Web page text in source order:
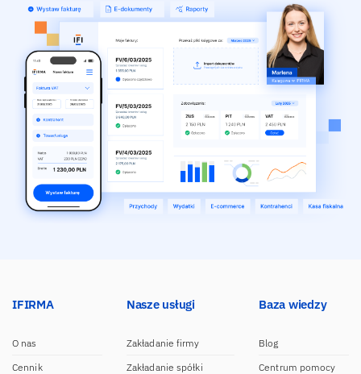
IFIRMA
O nas
Cennik
Nasze usługi
Zakładanie firmy
Zakładanie spółki
Baza wiedzy
Blog
Centrum pomocy